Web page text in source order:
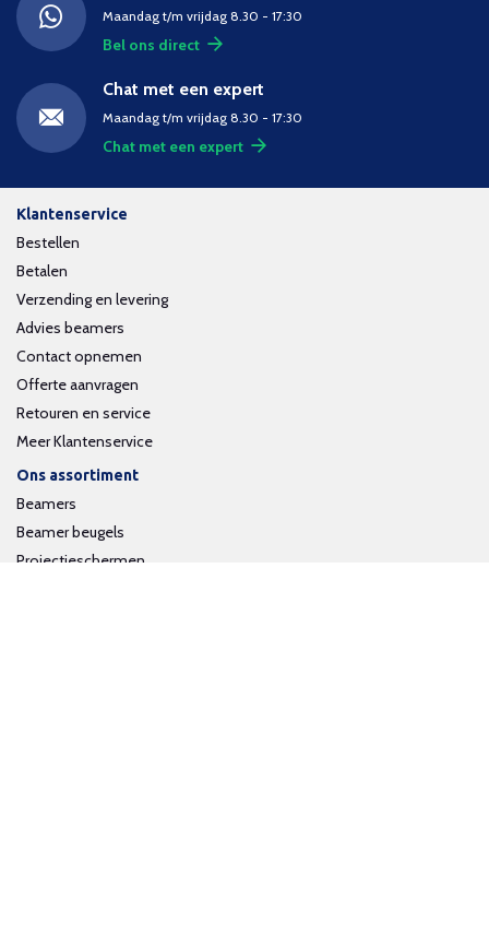
Maandag t/m vrijdag 8.30 - 17:30
Bel ons direct
Chat met een expert
Maandag t/m vrijdag 8.30 - 17:30
Chat met een expert
Klantenservice
Bestellen
Betalen
Verzending en levering
Advies beamers
Contact opnemen
Offerte aanvragen
Retouren en service
Meer Klantenservice
Ons assortiment
Beamers
Beamer beugels
Projectieschermen